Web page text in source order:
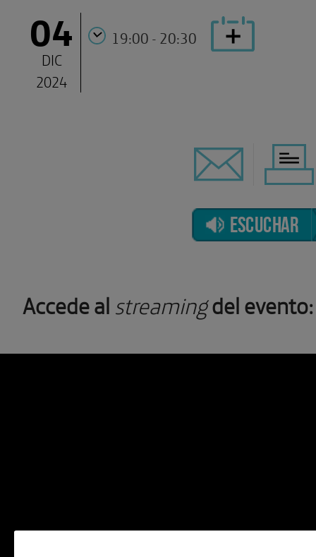
04
DIC
2024
19:00 - 20:30
ESCUCHAR
Accede alstreamingdel evento: